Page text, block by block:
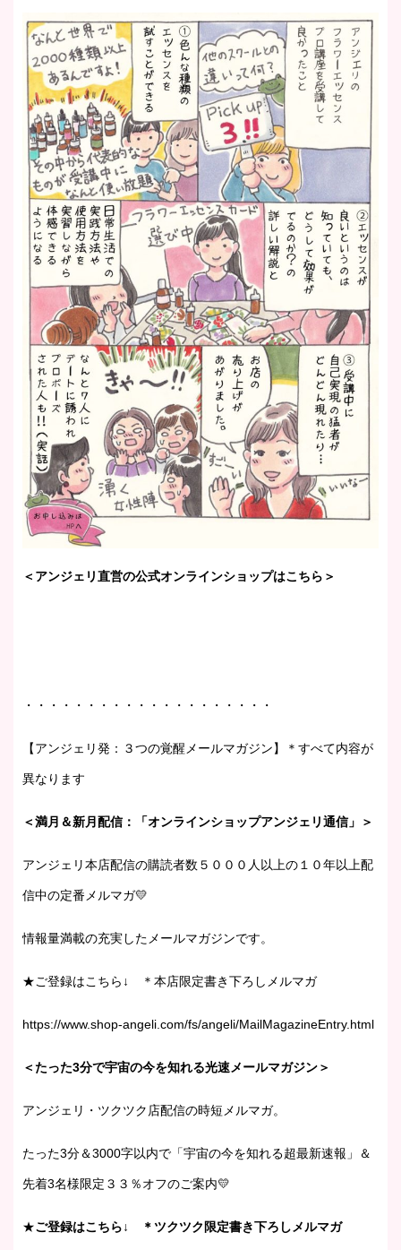
＜アンジェリ直営の公式オンラインショップはこちら＞
・・・・・・・・・・・・・・・・・・・・
【アンジェリ発：３つの覚醒メールマガジン】＊すべて内容が
異なります
＜満月＆新月配信：「オンラインショップアンジェリ通信」＞
アンジェリ本店配信の購読者数５０００人以上の１０年以上配
信中の定番メルマガ💛
情報量満載の充実したメールマガジンです。
★ご登録はこちら↓ ＊本店限定書き下ろしメルマガ
https://www.shop-angeli.com/fs/angeli/MailMagazineEntry.html
＜たった3分で宇宙の今を知れる光速メールマガジン＞
アンジェリ・ツクツク店配信の時短メルマガ。
たった3分＆3000字以内で「宇宙の今を知れる超最新速報」＆
先着3名様限定３３％オフのご案内💛
★ご登録はこちら↓ ＊ツクツク限定書き下ろしメルマガ